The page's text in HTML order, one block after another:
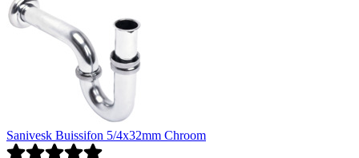
Sanivesk Buissifon 5/4x32mm Chroom